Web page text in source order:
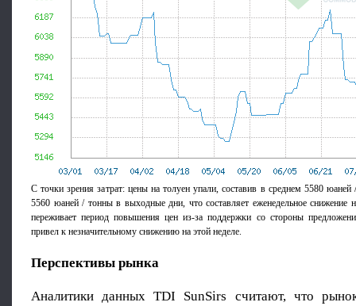
С точки зрения затрат: цены на толуен упали, составив в среднем 5580
5560 юаней / тонны в выходные дни, что составляет еженедельное снижение
переживает период повышения цен из-за поддержки со стороны
привел к незначительному снижению на этой неделе.
Перспективы рынка
Аналитики данных TDI SunSirs считают, что